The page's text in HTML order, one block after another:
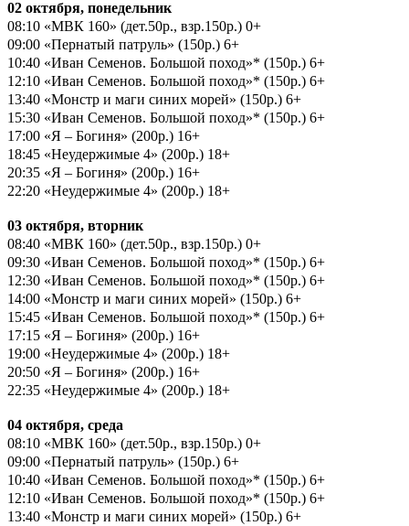
02 октября, понедельник
08:10 «МВК 160» (дет.50р., взр.150р.) 0+
09:00 «Пернатый патруль» (150р.) 6+
10:40 «Иван Семенов. Большой поход»* (150р.) 6+
12:10 «Иван Семенов. Большой поход»* (150р.) 6+
13:40 «Монстр и маги синих морей» (150р.) 6+
15:30 «Иван Семенов. Большой поход»* (150р.) 6+
17:00 «Я – Богиня» (200р.) 16+
18:45 «Неудержимые 4» (200р.) 18+
20:35 «Я – Богиня» (200р.) 16+
22:20 «Неудержимые 4» (200р.) 18+
03 октября, вторник
08:40 «МВК 160» (дет.50р., взр.150р.) 0+
09:30 «Иван Семенов. Большой поход»* (150р.) 6+
12:30 «Иван Семенов. Большой поход»* (150р.) 6+
14:00 «Монстр и маги синих морей» (150р.) 6+
15:45 «Иван Семенов. Большой поход»* (150р.) 6+
17:15 «Я – Богиня» (200р.) 16+
19:00 «Неудержимые 4» (200р.) 18+
20:50 «Я – Богиня» (200р.) 16+
22:35 «Неудержимые 4» (200р.) 18+
04 октября, среда
08:10 «МВК 160» (дет.50р., взр.150р.) 0+
09:00 «Пернатый патруль» (150р.) 6+
10:40 «Иван Семенов. Большой поход»* (150р.) 6+
12:10 «Иван Семенов. Большой поход»* (150р.) 6+
13:40 «Монстр и маги синих морей» (150р.) 6+